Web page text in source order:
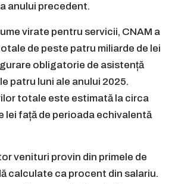
anului precedent.
virate pentru servicii, CNAM a
de peste patru miliarde de lei
obligatorie de asistență
patru luni ale anului 2025.
totale este estimată la circa
lei față de perioada echivalentă
venituri provin din primele de
calculate ca procent din salariu.